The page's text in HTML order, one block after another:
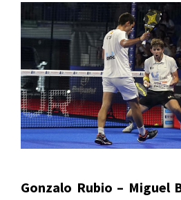
Gonzalo Rubio – Miguel